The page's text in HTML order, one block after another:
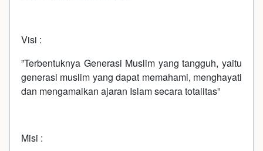
Visi :
”Terbentuknya Generasi Muslim yang tangguh, yaitu
generasi muslim yang dapat memahami, menghayati
dan mengamalkan ajaran Islam secara totalitas”
Misi :